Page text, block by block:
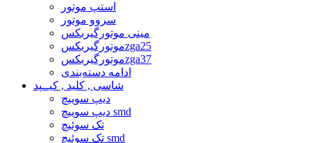
استپ موتور
سروو موتور
مینی موتورگیربکس
موتورگیربکسzga25
موتورگیربکسzga37
ادامه دسته‌بندی
شاسی , کلید , کیــپد
دیپ سوییچ
دیپ سوییچ smd
تک سوئیچ
تک سوئیچ smd